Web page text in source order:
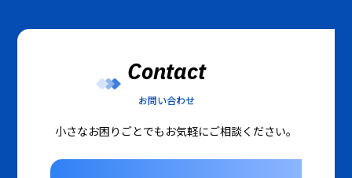
Contact
お問い合わせ
小さなお困りごとでもお気軽にご相談ください。